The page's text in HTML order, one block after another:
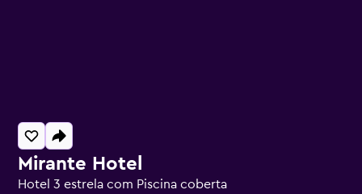
Mirante Hotel
Hotel 3 estrela com Piscina coberta